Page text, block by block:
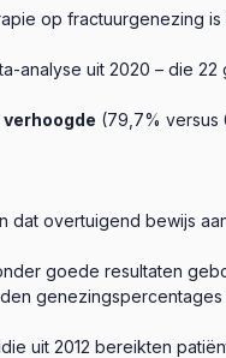
op fractuurgenezing
analyse uit 2020 – die
(79,7% versus
overtuigend bewijs
goede resultaten
uit 2012 bereikten